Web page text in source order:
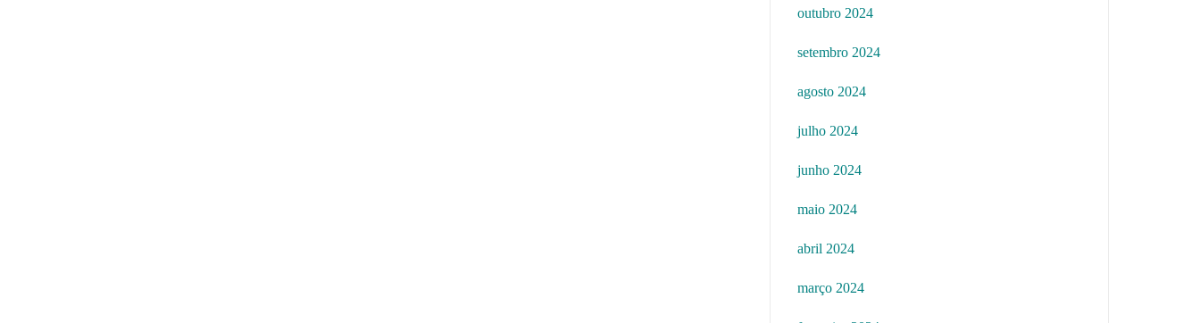
outubro 2024
setembro 2024
agosto 2024
julho 2024
junho 2024
maio 2024
abril 2024
março 2024